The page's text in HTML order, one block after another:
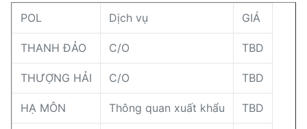
POL Dịch vụ GIÁ
THANH ĐẢO C/O TBD
THƯỢNG HẢI C/O TBD
HẠ MÔN Thông quan xuất khẩu TBD